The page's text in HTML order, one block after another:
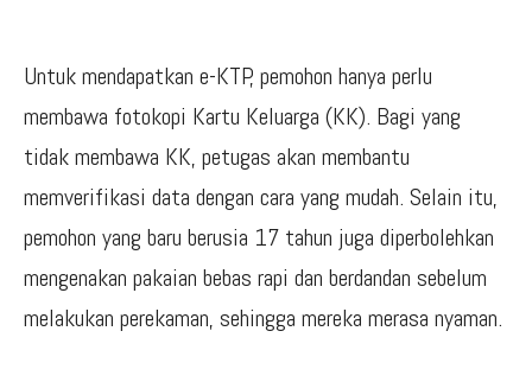
Untuk mendapatkan e-KTP, pemohon hanya perlu
membawa fotokopi Kartu Keluarga (KK). Bagi yang
tidak membawa KK, petugas akan membantu
memverifikasi data dengan cara yang mudah. Selain itu,
pemohon yang baru berusia 17 tahun juga diperbolehkan
mengenakan pakaian bebas rapi dan berdandan sebelum
melakukan perekaman, sehingga mereka merasa nyaman.